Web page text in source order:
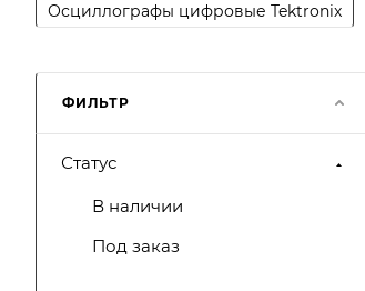
Осциллографы цифровые Tektronix
ФИЛЬТР
Статус
В наличии
Под заказ